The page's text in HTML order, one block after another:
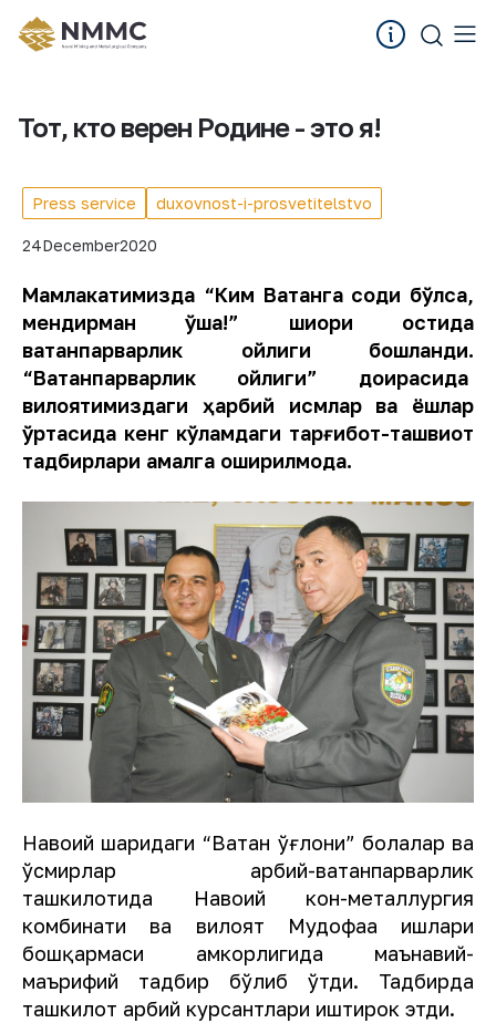
Тот, кто верен Родине - это я!
Press service duxovnost-i-prosvetitelstvo
24December2020
Мамлакатимизда “Ким Ватанга содиқ бўлса,
мендирман ўша!” шиори остида
ватанпарварлик ойлиги бошланди.
“Ватанпарварлик ойлиги” доирасида
вилоятимиздаги ҳарбий қисмлар ва ёшлар
ўртасида кенг кўламдаги тарғибот-ташвиқот
тадбирлари амалга оширилмоқда.
Навоий шаҳридаги “Ватан ўғлони” болалар ва
ўсмирлар ҳарбий-ватанпарварлик
ташкилотида Навоий кон-металлургия
комбинати ва вилоят Мудофаа ишлари
бошқармаси ҳамкорлигида маънавий-
маърифий тадбир бўлиб ўтди. Тадбирда
ташкилот ҳарбий курсантлари иштирок этди.